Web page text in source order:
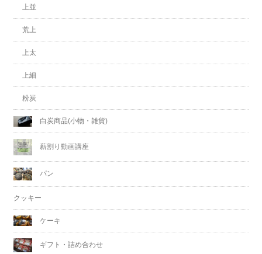
上並
荒上
上太
上細
粉炭
白炭商品(小物・雑貨)
薪割り動画講座
パン
クッキー
ケーキ
ギフト・詰め合わせ